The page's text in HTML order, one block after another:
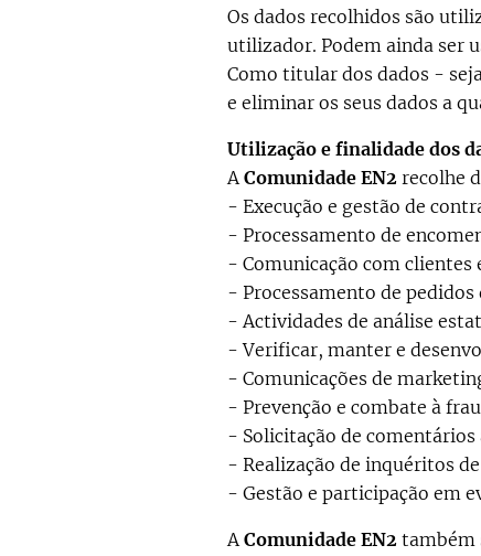
Os dados recolhidos são
utilizador. Podem ainda ser
Como titular dos dados -
e eliminar os seus dados a
Utilização e finalidade dos
AComunidade EN2recolhe
- Execução e gestão de
- Processamento de
- Comunicação com clientes
- Processamento de
- Actividades de análise
- Verificar, manter e
- Comunicações de
- Prevenção e combate à
- Solicitação de
- Realização de inquéritos
- Gestão e participação em
AComunidade EN2também